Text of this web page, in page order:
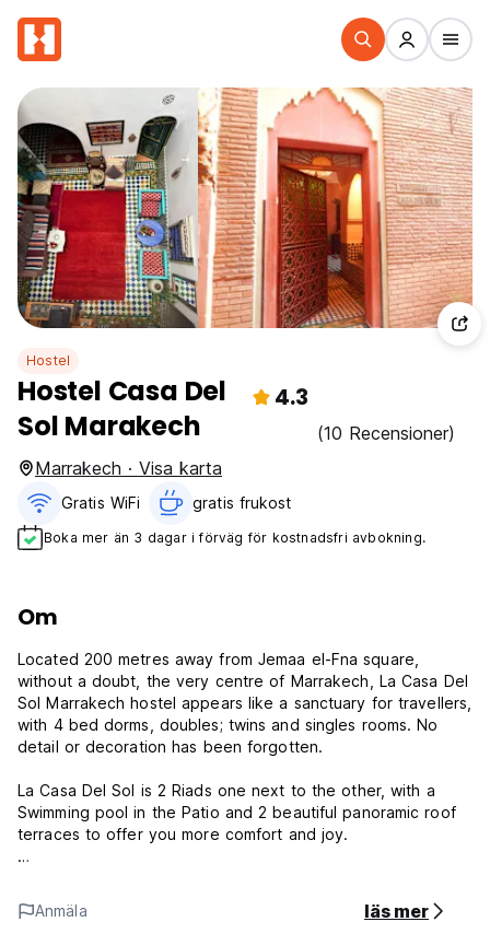
Hostel
Hostel Casa Del
Sol Marakech
4.3
(10 Recensioner)
Marrakech · Visa karta
Gratis WiFi gratis frukost‎
Boka mer än 3 dagar i förväg för kostnadsfri avbokning.
Om
Located 200 metres away from Jemaa el-Fna square,
without a doubt, the very centre of Marrakech, La Casa Del
Sol Marrakech hostel appears like a sanctuary for travellers,
with 4 bed dorms, doubles; twins and singles rooms. No
detail or decoration has been forgotten.
La Casa Del Sol is 2 Riads one next to the other, with a
Swimming pool in the Patio and 2 beautiful panoramic roof
terraces to offer you more comfort and joy.
Hostel Casa Del Sol Marakech - Terms & Conditions:
Anmäla läs mer